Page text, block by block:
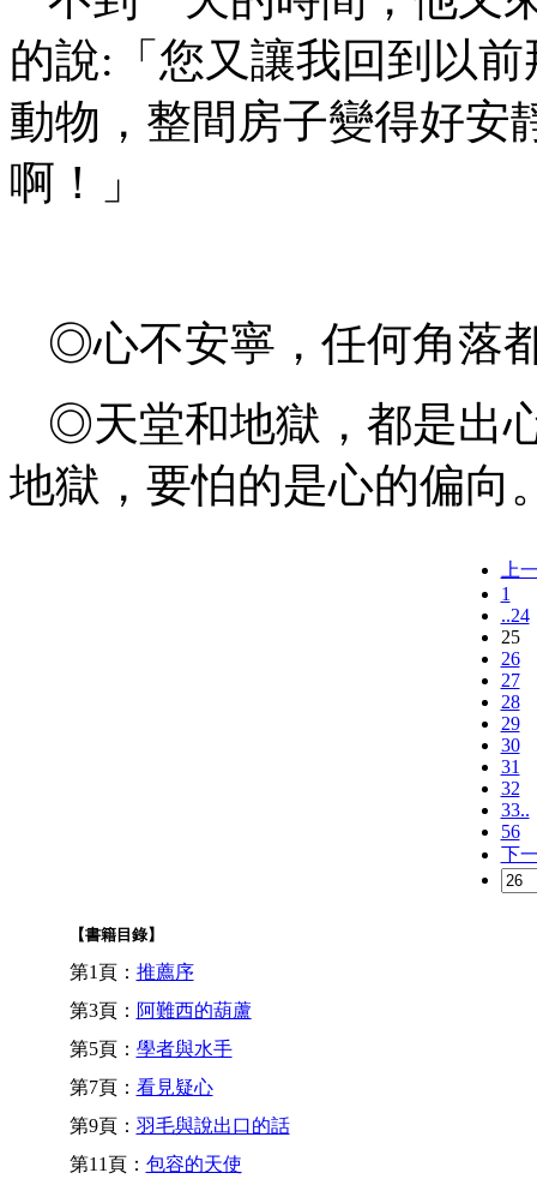
的說:「您又讓我回到以
動物，整間房子變得好安
啊！」
◎心不安寧，任何角落
◎天堂和地獄，都是出
地獄，要怕的是心的偏向
上
1
..24
25
26
27
28
29
30
31
32
33..
56
下
【書籍目錄】
第1頁： 推薦序
第3頁： 阿難西的葫蘆
第5頁： 學者與水手
第7頁： 看見疑心
第9頁： 羽毛與說出口的話
第11頁： 包容的天使